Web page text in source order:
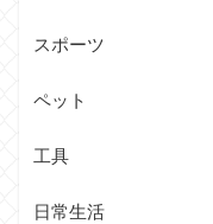
スポーツ
ペット
工具
日常生活